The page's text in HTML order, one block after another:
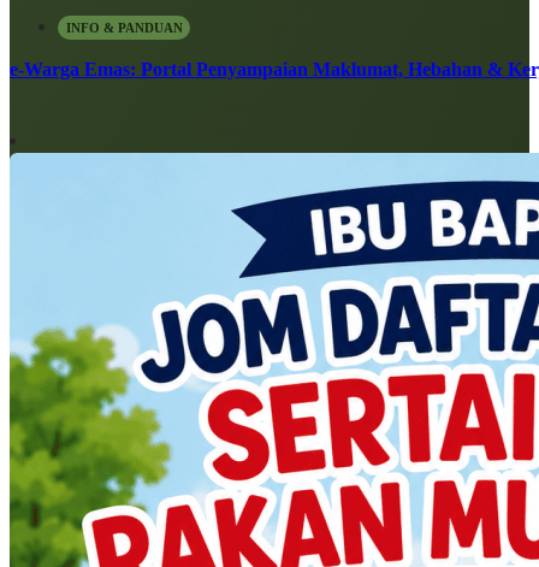
INFO & PANDUAN
e-Warga Emas: Portal Penyampaian Maklumat, Hebahan &